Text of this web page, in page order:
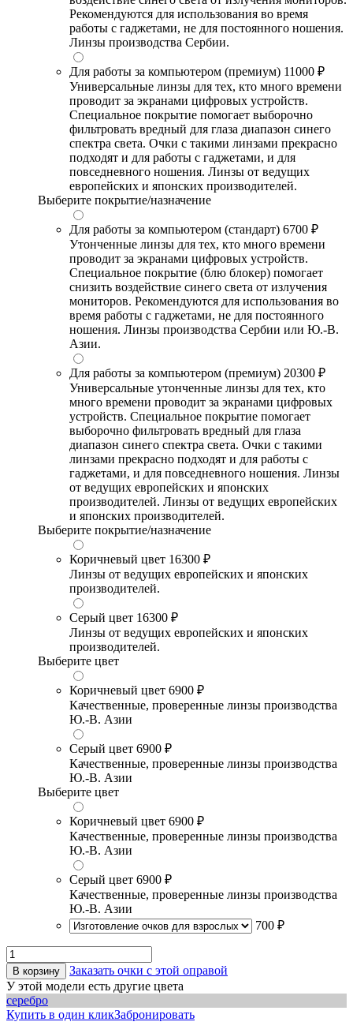
Рекомендуются для использования во время
работы с гаджетами, не для постоянного ношения.
Линзы производства Сербии.
Для работы за компьютером (премиум) 11000 ₽
Универсальные линзы для тех, кто много времени
проводит за экранами цифровых устройств.
Специальное покрытие помогает выборочно
фильтровать вредный для глаза диапазон синего
спектра света. Очки с такими линзами прекрасно
подходят и для работы с гаджетами, и для
повседневного ношения. Линзы от ведущих
европейских и японских производителей.
Выберите покрытие/назначение
Для работы за компьютером (стандарт) 6700 ₽
Утонченные линзы для тех, кто много времени
проводит за экранами цифровых устройств.
Специальное покрытие (блю блокер) помогает
снизить воздействие синего света от излучения
мониторов. Рекомендуются для использования во
время работы с гаджетами, не для постоянного
ношения. Линзы производства Сербии или Ю.-В.
Азии.
Для работы за компьютером (премиум) 20300 ₽
Универсальные утонченные линзы для тех, кто
много времени проводит за экранами цифровых
устройств. Специальное покрытие помогает
выборочно фильтровать вредный для глаза
диапазон синего спектра света. Очки с такими
линзами прекрасно подходят и для работы с
гаджетами, и для повседневного ношения. Линзы
от ведущих европейских и японских
производителей. Линзы от ведущих европейских
и японских производителей.
Выберите покрытие/назначение
Коричневый цвет 16300 ₽
Линзы от ведущих европейских и японских
производителей.
Серый цвет 16300 ₽
Линзы от ведущих европейских и японских
производителей.
Выберите цвет
Коричневый цвет 6900 ₽
Качественные, проверенные линзы производства
Ю.-В. Азии
Серый цвет 6900 ₽
Качественные, проверенные линзы производства
Ю.-В. Азии
Выберите цвет
Коричневый цвет 6900 ₽
Качественные, проверенные линзы производства
Ю.-В. Азии
Серый цвет 6900 ₽
Качественные, проверенные линзы производства
Ю.-В. Азии
700 ₽
В корзину
Заказать очки с этой оправой
У этой модели есть другие цвета
серебро
Купить в один кликЗабронировать